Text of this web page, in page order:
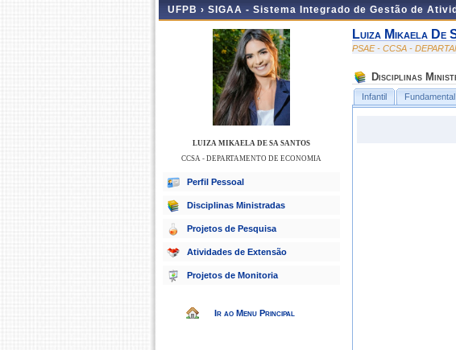
UFPB › SIGAA - Sistema Integrado de Gestão de
LUIZA MIKAELA DE SA SANTOS
CCSA - DEPARTAMENTO DE ECONOMIA
Perfil Pessoal
Disciplinas Ministradas
Projetos de Pesquisa
Atividades de Extensão
Projetos de Monitoria
Ir ao Menu Principal
Luiza Mikaela De
PSAE - CCSA -
Disciplinas
Infantil Fundamental